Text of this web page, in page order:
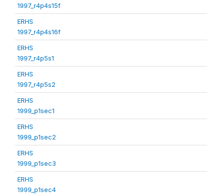
1997_r4p4s15f
ERHS
1997_r4p4s16f
ERHS
1997_r4p5s1
ERHS
1997_r4p5s2
ERHS
1999_p1sec1
ERHS
1999_p1sec2
ERHS
1999_p1sec3
ERHS
1999_p1sec4